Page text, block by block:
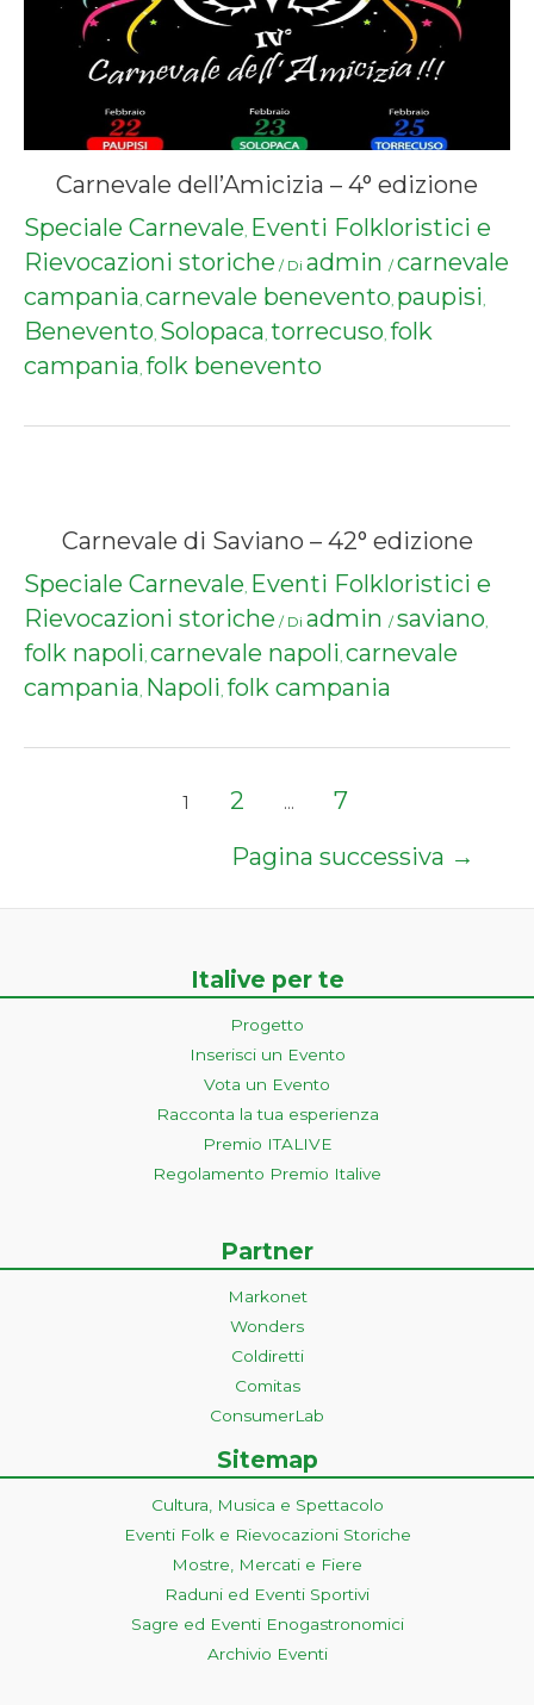
Carnevale dell’Amicizia – 4° edizione
Speciale Carnevale, Eventi Folkloristici e
Rievocazioni storiche / Di admin / carnevale
campania, carnevale benevento, paupisi,
Benevento, Solopaca, torrecuso, folk
campania, folk benevento
Carnevale di Saviano – 42° edizione
Speciale Carnevale, Eventi Folkloristici e
Rievocazioni storiche / Di admin /saviano,
folk napoli, carnevale napoli, carnevale
campania, Napoli, folk campania
1 2 …
7
Pagina successiva →
Italive per te
Progetto
Inserisci un Evento
Vota un Evento
Racconta la tua esperienza
Premio ITALIVE
Regolamento Premio Italive
Partner
Markonet
Wonders
Coldiretti
Comitas
ConsumerLab
Sitemap
Cultura, Musica e Spettacolo
Eventi Folk e Rievocazioni Storiche
Mostre, Mercati e Fiere
Raduni ed Eventi Sportivi
Sagre ed Eventi Enogastronomici
Archivio Eventi